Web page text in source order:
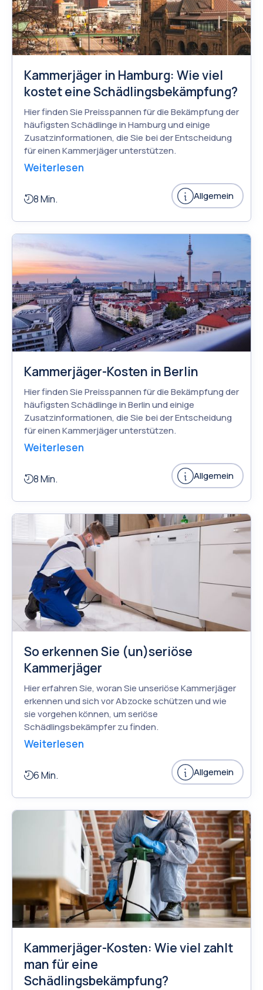
Kammerjäger in Hamburg: Wie viel
kostet eine Schädlingsbekämpfung?
Hier finden Sie Preisspannen für die Bekämpfung der
häufigsten Schädlinge in Hamburg und einige
Zusatzinformationen, die Sie bei der Entscheidung
für einen Kammerjäger unterstützen.
Weiterlesen
8 Min. Allgemein
Kammerjäger-Kosten in Berlin
Hier finden Sie Preisspannen für die Bekämpfung der
häufigsten Schädlinge in Berlin und einige
Zusatzinformationen, die Sie bei der Entscheidung
für einen Kammerjäger unterstützen.
Weiterlesen
8 Min. Allgemein
So erkennen Sie (un)seriöse
Kammerjäger
Hier erfahren Sie, woran Sie unseriöse Kammerjäger
erkennen und sich vor Abzocke schützen und wie
sie vorgehen können, um seriöse
Schädlingsbekämpfer zu finden.
Weiterlesen
6 Min. Allgemein
Kammerjäger-Kosten: Wie viel zahlt
man für eine
Schädlingsbekämpfung?